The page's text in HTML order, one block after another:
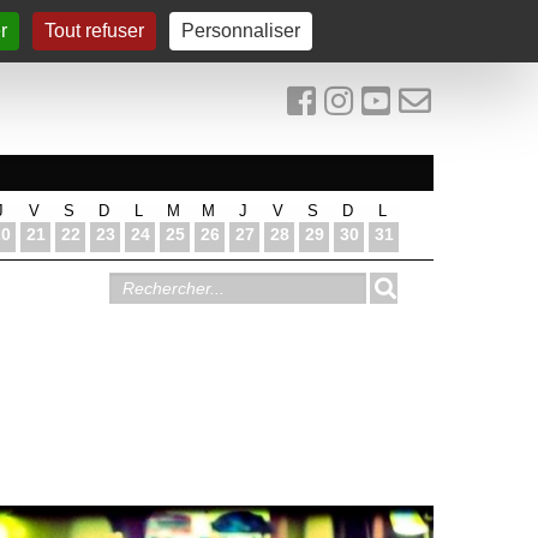
Tout refuser Personnaliser
V
21
S
22
D
23 24
M
25
M
26
J
27
V
28
S
29
D
30 31